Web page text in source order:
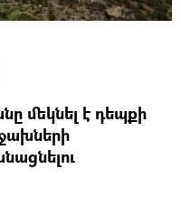
մեկնել է դեպքի